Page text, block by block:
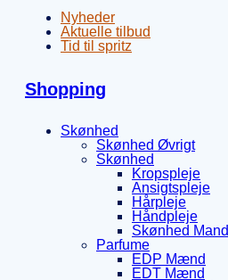
Nyheder
Aktuelle tilbud
Tid til spritz
Shopping
Skønhed
Skønhed Øvrigt
Skønhed
Kropspleje
Ansigtspleje
Hårpleje
Håndpleje
Skønhed Mand
Parfume
EDP Mænd
EDT Mænd